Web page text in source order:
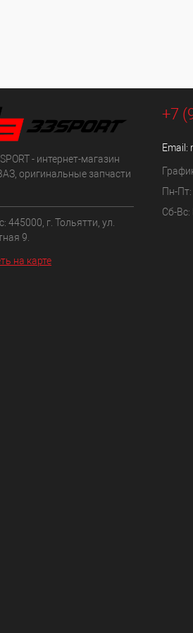
- интернет-магазин
оригинальные запчасти
445000, г. Тольятти, ул.
9.
на карте
+7
Email:
Пн-
Сб-